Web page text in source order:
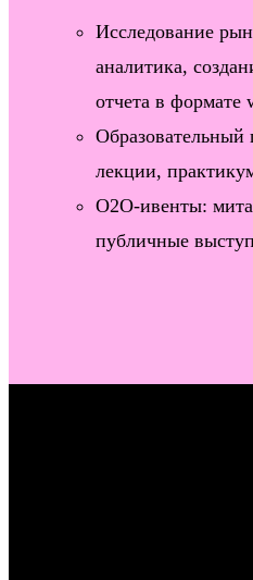
Исследование
аналитика,
отчета в формате
Образовательный
лекции,
O2O-ивенты:
публичные